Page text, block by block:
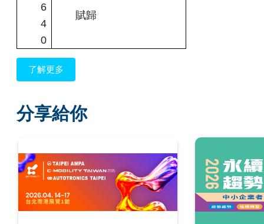
6
4
0
賦歸
了解更多
分享給你